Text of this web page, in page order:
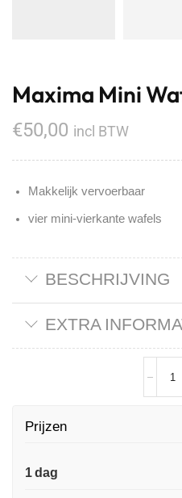
Maxima Mini
€50,00 incl BTW
Makkelijk vervoerbaar
vier mini-vierkante wafels
BESCHRIJVING
EXTRA
Prijzen
1 dag